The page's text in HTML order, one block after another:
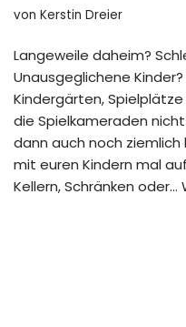
von Kerstin Dreier
Langeweile daheim?
Unausgeglichene
Kindergärten,
die Spielkameraden
dann auch noch
mit euren Kindern mal
Kellern, Schränken oder…